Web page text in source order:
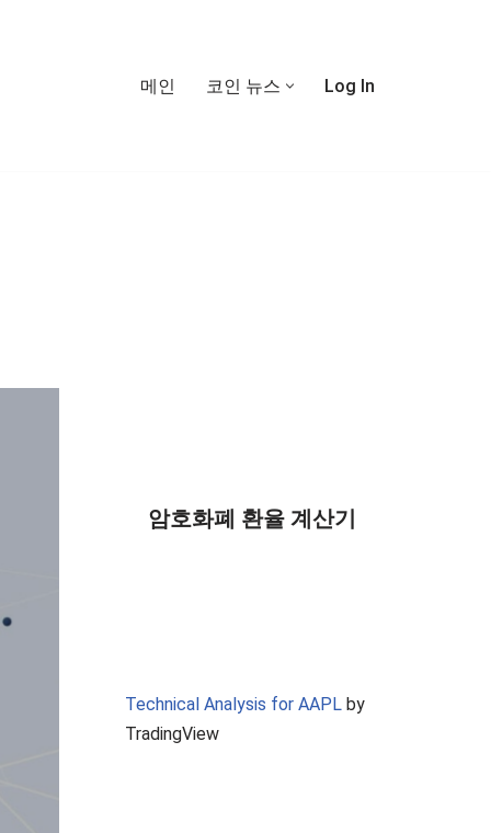
메인 코인 뉴스 Log In
암호화폐 환율 계산기
Technical Analysis for AAPLby
TradingView